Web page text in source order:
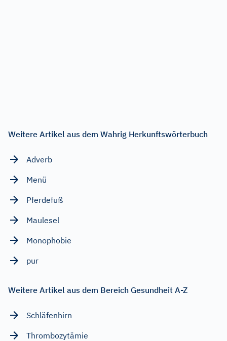
Weitere Artikel aus dem Wahrig Herkunftswörterbuch
Adverb
Menü
Pferdefuß
Maulesel
Monophobie
pur
Weitere Artikel aus dem Bereich Gesundheit A-Z
Schläfenhirn
Thrombozytämie